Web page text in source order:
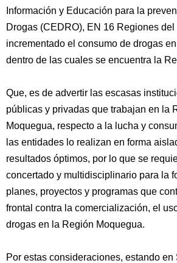
Información y Educación para la
Drogas (CEDRO), EN 16 Regiones del
incrementado el consumo de drogas
dentro de las cuales se encuentra la
Que, es de advertir las escasas
públicas y privadas que trabajan en la
Moquegua, respecto a la lucha y
las entidades lo realizan en forma
resultados óptimos, por lo que se
concertado y multidisciplinario para la
planes, proyectos y programas que
frontal contra la comercialización, el
drogas en la Región Moquegua.
Por estas consideraciones, estando